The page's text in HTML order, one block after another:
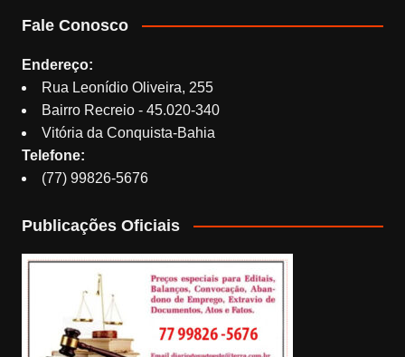
Fale Conosco
Endereço:
Rua Leonídio Oliveira, 255
Bairro Recreio - 45.020-340
Vitória da Conquista-Bahia
Telefone:
(77) 99826-5676
Publicações Oficiais